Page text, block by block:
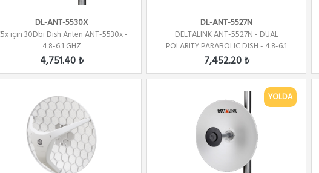
DL-ANT-5530X
için 30Dbi Dish Anten ANT-5530x -
4.8-6.1 GHZ
4,751.40 ₺
DL-ANT-5527N
DELTALINK ANT-5527N - DUAL
POLARITY PARABOLIC DISH - 4.8-6.1
GHZ...
7,452.20 ₺
YOLDA